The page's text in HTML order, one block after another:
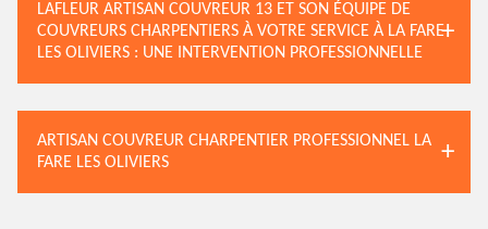
LAFLEUR ARTISAN COUVREUR 13 ET SON ÉQUIPE DE
COUVREURS CHARPENTIERS À VOTRE SERVICE À LA FARE
LES OLIVIERS : UNE INTERVENTION PROFESSIONNELLE
ARTISAN COUVREUR CHARPENTIER PROFESSIONNEL LA
FARE LES OLIVIERS